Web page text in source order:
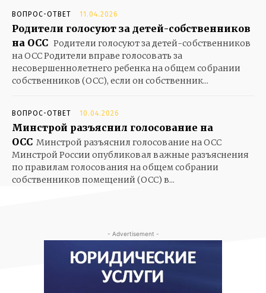
ВОПРОС-ОТВЕТ 11.04.2026
Родители голосуют за детей-собственников
на ОСС Родители голосуют за детей-собственников
на ОСС Родители вправе голосовать за
несовершеннолетнего ребенка на общем собрании
собственников (ОСС), если он собственник...
ВОПРОС-ОТВЕТ 10.04.2026
Минстрой разъяснил голосование на
ОСС Минстрой разъяснил голосование на ОСС
Минстрой России опубликовал важные разъяснения
по правилам голосования на общем собрании
собственников помещений (ОСС) в...
- Advertisement -